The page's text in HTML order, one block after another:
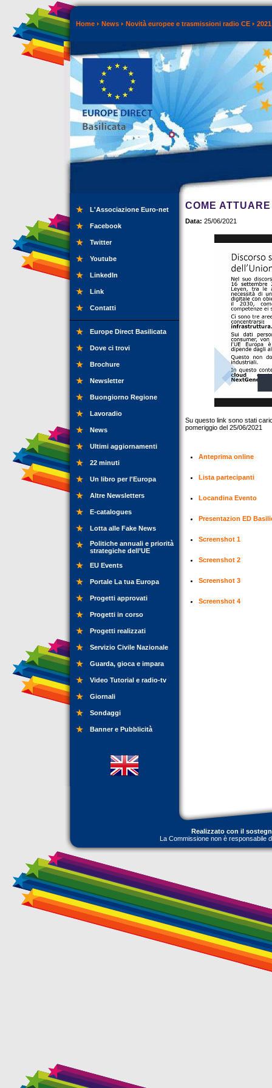
Home News Novità europee e trasmissioni radio CE 2021
L'Associazione Euro-net
Facebook
Twitter
Youtube
LinkedIn
Link
Contatti
Europe Direct Basilicata
Dove ci trovi
Brochure
Newsletter
Buongiorno Regione
Lavoradio
News
Ultimi aggiornamenti
22 minuti
Un libro per l'Europa
Altre Newsletters
E-catalogues
Lotta alle Fake News
Politiche annuali e priorità
strategiche dell’UE
EU Events
Portale La tua Europa
Progetti approvati
Progetti in corso
Progetti realizzati
Servizio Civile Nazionale
Guarda, gioca e impara
Video Tutorial e radio-tv
Giornali
Sondaggi
Banner e Pubblicità
COME
Data: 25/06/2021
Su questo link sono stati
pomeriggio del 25/06/2021
Anteprima online
Lista partecipanti
Locandina Evento
Presentazion ED
Screenshot 1
Screenshot 2
Screenshot 3
Screenshot 4
Realizzato con il
La Commissione non è responsabile